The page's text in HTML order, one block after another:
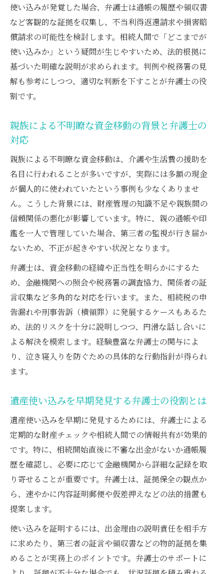
相続時の使い込みを証明するために必要な準備
とは
弁護士目線で考える遺産使い込み証明資料
の選び方
遺産分割における証拠開示請求を弁護士と
行う意義
理由
弁護士と進める不当利得返還請求の書類準
備
損害賠償や返還請求を弁護士と進める流れ
弁護士が示す遺産使い込み損害賠償請求の
流れ
不当利得返還請求を弁護士と進める具体的
手順
弁護士が解説する時効の注意点と対応策
刑事告訴と民事訴訟の違いを弁護士が整理
弁護士費用や手続きのポイントを事前に把
握する
泣き寝入りしない遺産分割の進め方と心得
弁護士と共に泣き寝入りを防ぐ遺産分割戦
相続 使い込み 泣き寝入りを回避する弁護士
の助言
弁護士がサポートする納得できる解決への
道筋
遺産使い込みで後悔しないための弁護士選
び
弁護士の知見を活かした遺産分割協議の進
め方
使い込みが発覚した場合、弁護士は通帳の履歴や領収書
など客観的な証拠を収集し、不当利得返還請求や損害賠
償請求の可能性を検討します。相続人間で「どこまでが
使い込みか」という疑問が生じやすいため、法的根拠に
基づいた明確な説明が求められます。判例や税務署の見
解も参考にしつつ、適切な判断を下すことが弁護士の役
割です。
親族による不明瞭な資金移動の背景と弁護士の
対応
親族による不明瞭な資金移動は、介護や生活費の援助を
名目に行われることが多いですが、実際には多額の現金
が個人的に使われていたという事例も少なくありませ
ん。こうした背景には、財産管理の知識不足や親族間の
信頼関係の悪化が影響しています。特に、親の通帳や印
鑑を一人で管理していた場合、第三者の監視が行き届か
ないため、不正が起きやすい状況となります。
弁護士は、資金移動の経緯や正当性を明らかにするた
め、金融機関への照会や税務署の調査協力、関係者の証
言収集など多角的な対応を行います。また、相続税の申
告漏れや刑事告訴（横領罪）に発展するケースもあるた
め、法的リスクを十分に説明しつつ、円滑な話し合いに
よる解決を模索します。経験豊富な弁護士の関与によ
り、泣き寝入りを防ぐための具体的な行動指針が得られ
ます。
遺産使い込みを早期発見する弁護士の役割とは
遺産使い込みを早期に発見するためには、弁護士による
定期的な財産チェックや相続人間での情報共有が効果的
です。特に、相続開始直後に不審な出金がないか通帳履
歴を確認し、必要に応じて金融機関から詳細な記録を取
り寄せることが重要です。弁護士は、証拠保全の観点か
ら、速やかに内容証明郵便や仮差押えなどの法的措置も
提案します。
使い込みを証明するには、出金理由の説明責任を相手方
に求めたり、第三者の証言や領収書などの物的証拠を集
めることが実務上のポイントです。弁護士のサポートに